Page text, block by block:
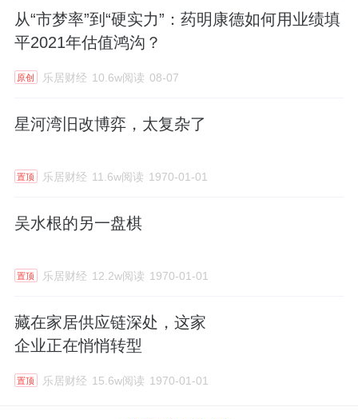
从“市梦率”到“硬实力”：药明康德如何用业绩填
平2021年估值鸿沟？
原创 乐居财经 10.6w阅读 08-07
星河湾旧改博弈，太复杂了
置顶 乐居财经 11.6w阅读 1970-01-01
吴水根的另一盘棋
置顶 乐居财经 12.2w阅读 1970-01-01
藏在家居供应链深处，这家
企业正在悄悄转型
置顶 乐居财经 15.6w阅读 1970-01-01